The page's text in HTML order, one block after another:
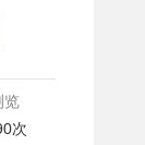
览
次